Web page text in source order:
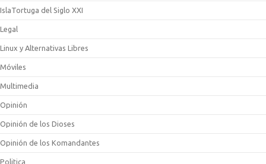
IslaTortuga del Siglo XXI
Legal
Linux y Alternativas Libres
Móviles
Multimedia
Opinión
Opinión de los Dioses
Opinión de los Komandantes
Politica